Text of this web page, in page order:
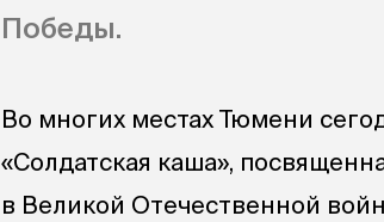
Победы.
Во многих местах Тюмени
«Солдатская каша»,
в Великой Отечественной